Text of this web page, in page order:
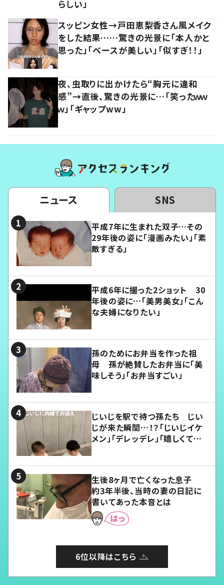
らしい」
スッピン女性→戸田恵梨香さん風メイク
をした結果……驚きの光景に「本人かと
思った」「ベースが美しい」「似すぎ！！」
夜、虫取りに出かけたら“胸元に違和
感”→直後、驚きの光景に…「笑ったｗｗ
ｗ」「ギャップww」
ニュース SNS
平成7年に生まれた双子…その
29年後の姿に「漫画みたい」「素
敵すぎる」
平成6年に撮った2ショット 30
年後の姿に…「美男美女」「こん
な夫婦になりたい」
孫のためにお弁当を作った祖
母 孫が絶賛したお弁当に「美
味しそう」「お弁当すごい」
じいじを駅で待つ孫たち じい
じが来た瞬間…！？「じいじイケ
メン」「デレッデレ」「嬉しくて可
生後8ヶ月で亡くなった息子
約3年半後、当時の妻の日記に
書いてあった本音とは
6位以降はこちら